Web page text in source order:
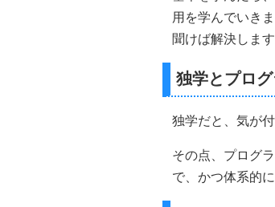
用を学んでいき
聞けば解決します
独学とプロ
独学だと、気が
その点、プログ
で、かつ体系的